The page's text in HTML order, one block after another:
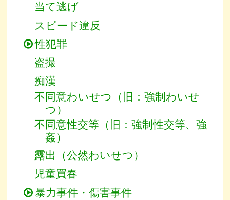
当て逃げ
スピード違反
性犯罪
盗撮
痴漢
不同意わいせつ（旧：強制わいせ
つ）
不同意性交等（旧：強制性交等、強
姦）
露出（公然わいせつ）
児童買春
暴力事件・傷害事件